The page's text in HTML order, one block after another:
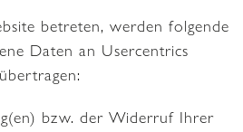
betreten, werden folgende
Daten an Usercentrics
übertragen:
bzw. der Widerruf Ihrer